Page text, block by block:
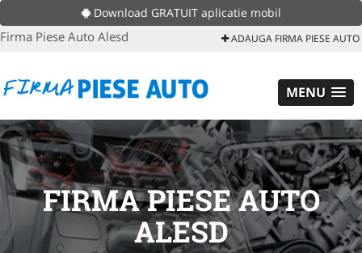
Download GRATUIT aplicatie mobil
Firma Piese Auto Alesd ADAUGA FIRMA PIESE AUTO
MENU
FIRMA PIESE AUTO
ALESD